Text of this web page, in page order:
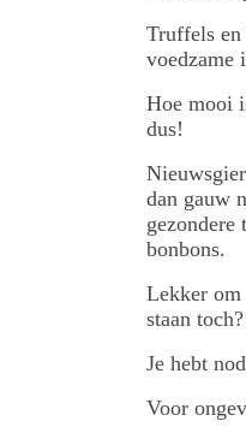
Truffels en
voedzame
Hoe mooi
dus!
dan gauw
bonbons.
Lekker
staan
Je hebt
Voor